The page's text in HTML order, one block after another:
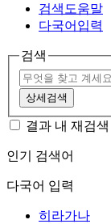
검색도움말
다국어입력
검색
상세검색
결과 내 재검색
인기 검색어
다국어 입력
히라가나